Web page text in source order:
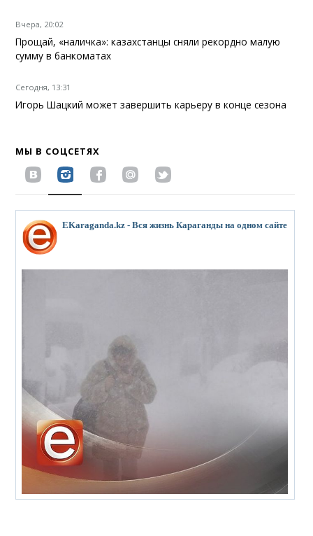
Вчера, 20:02
Прощай, «наличка»: казахстанцы сняли рекордно малую
сумму в банкоматах
Сегодня, 13:31
Игорь Шацкий может завершить карьеру в конце сезона
МЫ В СОЦСЕТЯХ
EKaraganda.kz - Вся жизнь Караганды на одном сайте